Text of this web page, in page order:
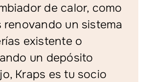
de calor, como
renovando un sistema
existente o
un depósito
Kraps es tu socio